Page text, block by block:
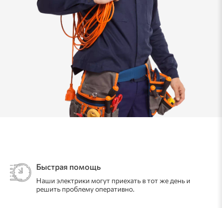
Быстрая помощь
Наши электрики могут приехать в тот же день и
решить проблему оперативно.